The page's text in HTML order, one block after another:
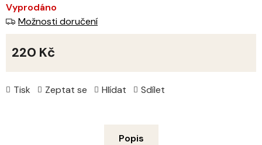
Tisk Zeptat se Hlídat Sdílet
Vyprodáno
Možnosti doručení
220 Kč
cena:
Popis